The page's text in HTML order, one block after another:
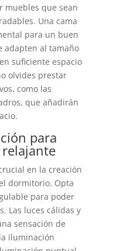
muebles que sean
Una cama
para un buen
adapten al tamaño
suficiente espacio
olvides prestar
como las
que añadirán
para
en la creación
dormitorio. Opta
para poder
Las luces cálidas y
sensación de
iluminación